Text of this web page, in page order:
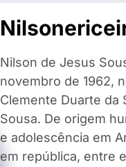
Nilson de Jesus
novembro de 1962,
Clemente Duarte da
Sousa. De origem
e adolescência em
em república, entre